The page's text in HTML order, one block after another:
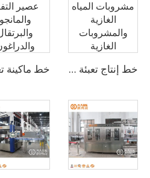
خط إنتاج تعبئة وتغليف مشروبات المياه الغازية والمشروبات الغازية خط ماكينة تعبئة وتعبئة عصير التفاح والمانجو والبرتقال والدراغون